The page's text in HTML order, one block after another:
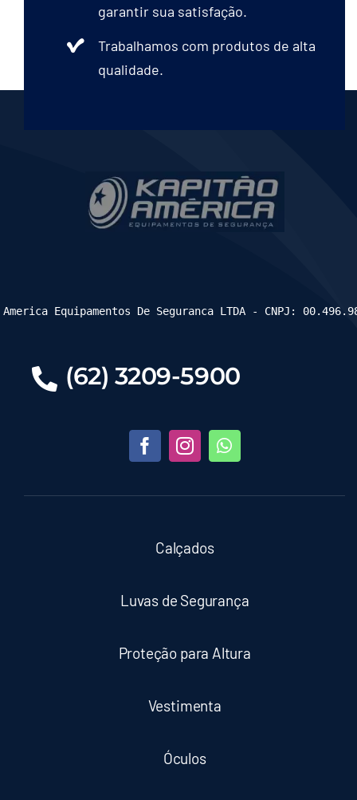
garantir sua satisfação.
Trabalhamos com produtos de alta
qualidade.
(62) 3209-5900
Calçados
Luvas de Segurança
Proteção para Altura
Vestimenta
Óculos
Equipamentos De Seguranca LTDA - CNPJ: